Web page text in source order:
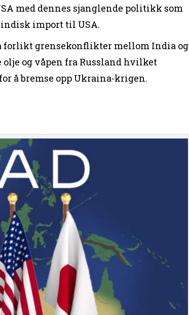
med dennes sjanglende politikk som
import til USA.
forlikt grensekonflikter mellom India og
og våpen fra Russland hvilket
å bremse opp Ukraina-krigen.